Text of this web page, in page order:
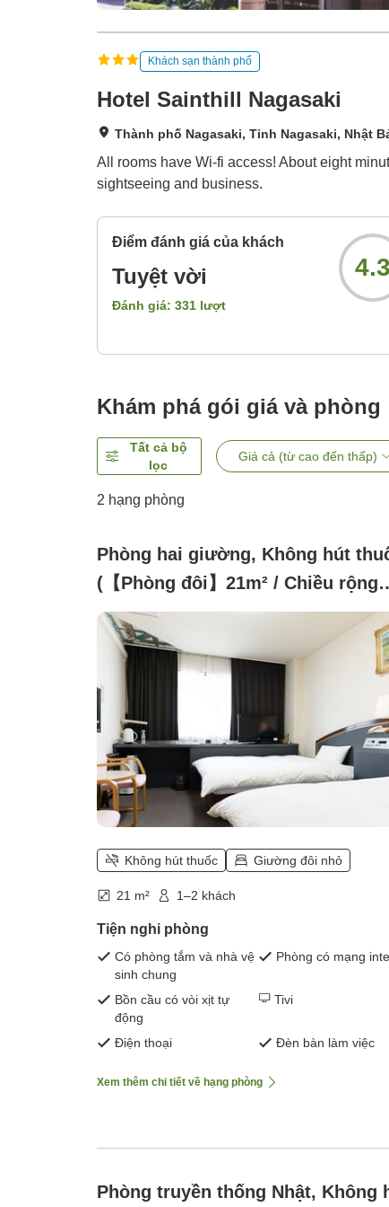
Khách sạn thành phố
Hotel Sainthill Nagasaki
Thành phố Nagasaki, Tỉnh Nagasaki, Nhật
All rooms have Wi-fi access! About eight
sightseeing and business.
Điểm đánh giá của khách
Tuyệt vời
Đánh giá: 331 lượt
4.3
Khám phá gói giá và phòng
Tất cả bộ
lọc
Giá cả (từ cao đến thấp)
2 hạng phòng
Phòng hai giường, Không hút
(【Phòng đôi】21m² / Chiều rộng
giường 120cm)
Không hút thuốc Giường đôi nhỏ
21 m² 1–2 khách
Tiện nghi phòng
Có phòng tắm và nhà vệ
sinh chung
Phòng có mạng
Bồn cầu có vòi xịt tự
động
Tivi
Điện thoại Đèn bàn làm việc
Xem thêm chi tiết về hạng phòng
Phòng truyền thống Nhật, Không